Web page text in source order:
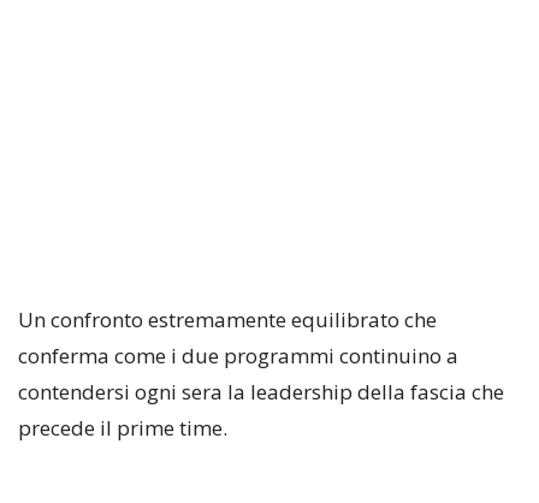
Un confronto estremamente equilibrato che
conferma come i due programmi continuino a
contendersi ogni sera la leadership della fascia che
precede il prime time.